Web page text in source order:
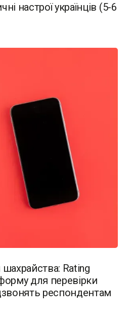
настрої українців (5-6
шахрайства: Rating
для перевірки
респондентам